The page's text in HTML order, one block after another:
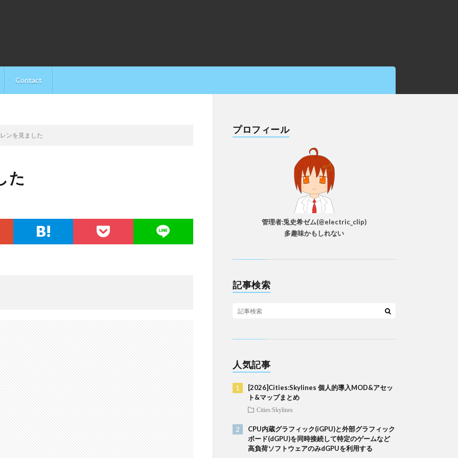
Contact
ンを見ました
た
プロフィール
管理者:兎史希ゼム(@electric_clip)
多趣味かもしれない
記事検索
人気記事
[2026]Cities:Skylines 個人的導入MOD&アセッ
ト&マップまとめ
Cities:Skylines
CPU内蔵グラフィック(iGPU)と外部グラフィック
ボード(dGPU)を同時接続して特定のゲームなど
高負荷ソフトウェアのみdGPUを利用する